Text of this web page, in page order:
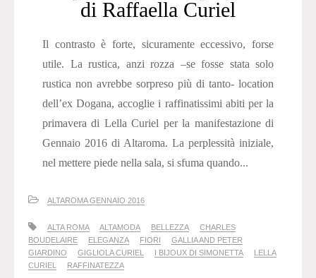
di Raffaella Curiel
Il contrasto è forte, sicuramente eccessivo, forse
utile. La rustica, anzi rozza –se fosse stata solo
rustica non avrebbe sorpreso più di tanto- location
dell’ex Dogana, accoglie i raffinatissimi abiti per la
primavera di Lella Curiel per la manifestazione di
Gennaio 2016 di Altaroma. La perplessità iniziale,
nel mettere piede nella sala, si sfuma quando...
ALTAROMA GENNAIO 2016
ALTA ROMA ALTAMODA BELLEZZA
CHARLES
BOUDELAIRE
ELEGANZA FIORI
GALLIA AND PETER
GIARDINO
GIGLIOLA CURIEL I BIJOUX DI SIMONETTA
LELLA
CURIEL
RAFFINATEZZA